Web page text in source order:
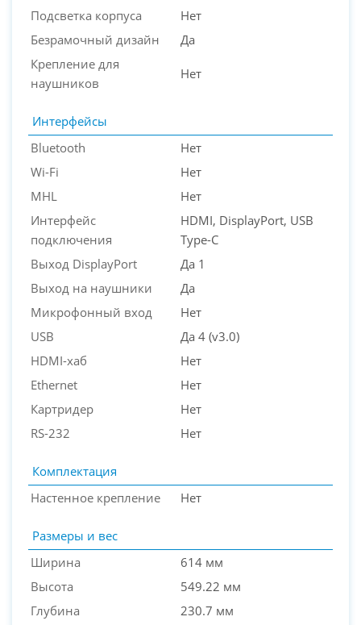
Подсветка корпуса
Нет
Безрамочный дизайн
Да
Крепление для
наушников
Нет
Интерфейсы
Bluetooth
Нет
Wi-Fi
Нет
MHL
Нет
Интерфейс
подключения
HDMI, DisplayPort, USB
Type-C
Выход DisplayPort
Да 1
Выход на наушники
Да
Микрофонный вход
Нет
USB
Да 4 (v3.0)
HDMI-хаб
Нет
Ethernet
Нет
Картридер
Нет
RS-232
Нет
Комплектация
Настенное крепление
Нет
Размеры и вес
Ширина
614 мм
Высота
549.22 мм
Глубина
230.7 мм